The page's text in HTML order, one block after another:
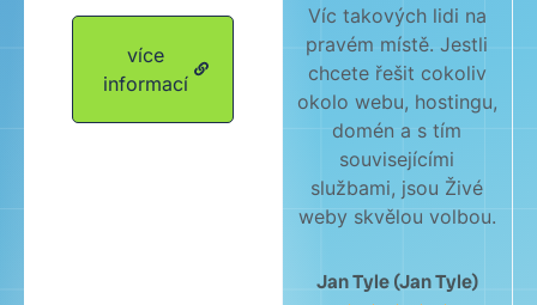
více
informací
Víc takových lidi na
pravém místě. Jestli
chcete řešit cokoliv
okolo webu, hostingu,
domén a s tím
souvisejícími
službami, jsou Živé
weby skvělou volbou.
Jan Tyle (Jan Tyle)